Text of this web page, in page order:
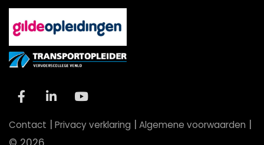
Contact | Privacy verklaring | Algemene voorwaarden |